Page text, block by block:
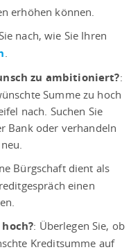
erhöhen können.
nach, wie Sie Ihren
.
zu ambitioniert?:
Summe zu hoch
nach. Suchen Sie
Bank oder verhandeln
Bürgschaft dient als
einen
: Überlegen Sie, ob
Kreditsumme auf